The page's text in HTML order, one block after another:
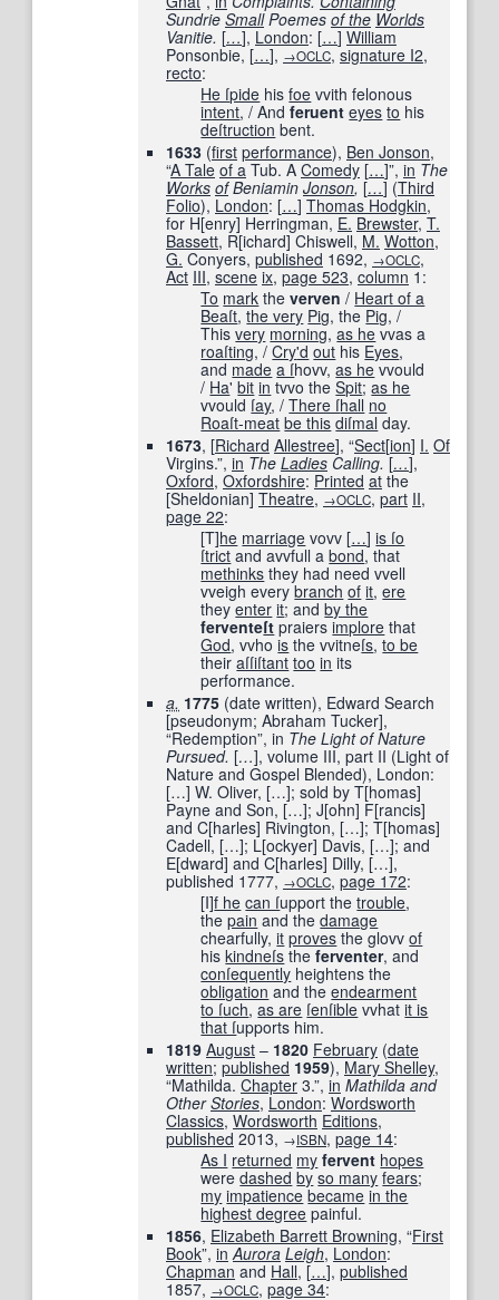
Sundrie SmallPoemes of the Worlds
Vanitie. […], London: […] William
Ponsonbie, […], →OCLC, signature I2,
recto:
He ſpide hisfoe vvith felonous
intent, / Andferuent eyes to his
deſtruction bent.
1633 (first performance), Ben Jonson,
“A Tale of a Tub. A Comedy […]”, in The
Works ofBeniamin Jonson, […] (Third
Folio), London: […] Thomas Hodgkin,
for H[enry] Herringman, E. Brewster, T.
Bassett, R[ichard] Chiswell, M. Wotton,
G. Conyers, published 1692, →OCLC,
Act III, scene ix, page 523, column 1:
To mark theverven / Heart of a
Beaſt,the very Pig, the Pig, /
Thisvery morning,as he vvas a
roaſting, /Cry'd out his Eyes,
and made a ſhovv,as he vvould
/ Ha'bit in tvvo theSpit;as he
vvould ſay, /There ſhall no
Roaſt-meat be this diſmal day.
1673, [Richard Allestree], “Sect[ion] I. Of
Virgins.”, in The Ladies Calling. […],
Oxford, Oxfordshire: Printed at the
[Sheldonian] Theatre, →OCLC, part II,
page 22:
[T]he marriage vovv […] is ſo
ſtrict and avvfull abond, that
methinks they had need vvell
vveigh everybranch of it,ere
theyenter it; andby the
ferventeſt praiersimplore that
God, vvhois the vvitneſs,to be
theiraſſiſtant too in its
performance.
a. 1775 (date written), Edward Search
[pseudonym; Abraham Tucker],
“Redemption”, in The Light of Nature
Pursued. […], volume III, part II (Light of
Nature and Gospel Blended), London:
[…] W. Oliver, […]; sold by T[homas]
Payne and Son, […]; J[ohn] F[rancis]
and C[harles] Rivington, […]; T[homas]
Cadell, […]; L[ockyer] Davis, […]; and
E[dward] and C[harles] Dilly, […],
published 1777, →OCLC, page 172:
[I]f he can ſupport thetrouble,
thepain and thedamage
chearfully,it proves the glovvof
hiskindneſs theferventer, and
conſequently heightens the
obligation and theendearment
to ſuch,as are ſenſible vvhatit is
that ſupports him.
1819 August – 1820 February (date
written; published 1959), Mary Shelley,
“Mathilda. Chapter 3.”, in Mathilda and
OtherStories, London: Wordsworth
Classics, Wordsworth Editions,
published 2013, →ISBN, page 14:
As I returned my fervent hopes
weredashed by so many fears;
my impatience became in the
highest degree painful.
1856, Elizabeth Barrett Browning, “First
Book”, in Aurora Leigh, London:
Chapman and Hall, […], published
1857, →OCLC, page 34: